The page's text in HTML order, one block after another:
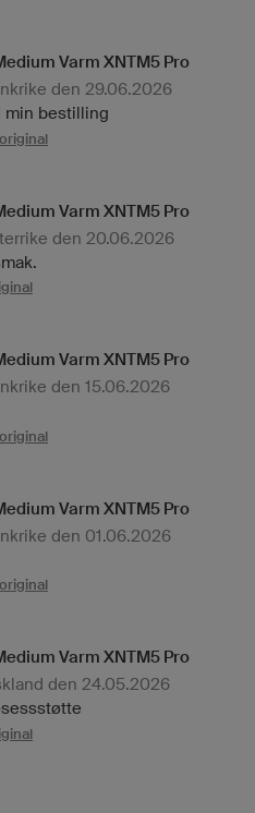
Varm XNTM5 Pro
den 29.06.2026
min bestilling
Varm XNTM5 Pro
den 20.06.2026
Varm XNTM5 Pro
den 15.06.2026
Varm XNTM5 Pro
den 01.06.2026
Varm XNTM5 Pro
den 24.05.2026